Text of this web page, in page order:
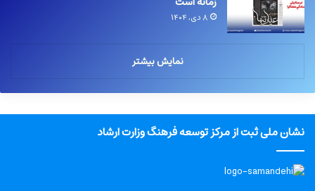
۸ دی, ۱۴۰۴
نمایش بیشتر
نشان ملی ثبت از مرکز توسعه فرهنگ وزارت ارشاد